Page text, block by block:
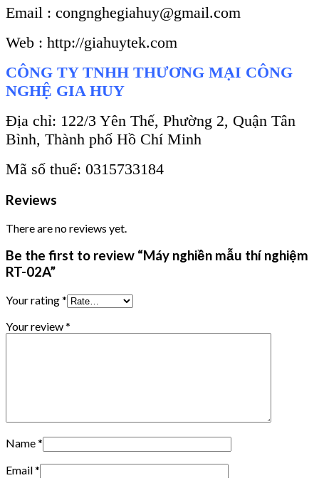
Email : congnghegiahuy@gmail.com
Web : http://giahuytek.com
CÔNG TY TNHH THƯƠNG MẠI CÔNG
NGHỆ GIA HUY
Địa chỉ: 122/3 Yên Thế, Phường 2, Quận Tân
Bình, Thành phố Hồ Chí Minh
Mã số thuế: 0315733184
Reviews
There are no reviews yet.
Be the first to review “Máy nghiền mẫu thí nghiệm
RT-02A”
Your rating*
Your review*
Name*
Email*